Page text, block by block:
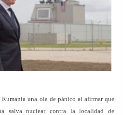
una ola de pánico al afirmar que
salva nuclear contra la localidad de